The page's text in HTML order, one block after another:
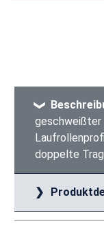
geschweißter
doppelte